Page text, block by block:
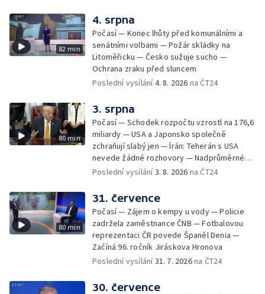
82 min
4. srpna
Počasí — Konec lhůty před komunálními a
senátními volbami — Požár skládky na
Litoměřicku — Česko sužuje sucho —
Ochrana zraku před sluncem
Poslední vysílání4. 8. 2026 na ČT24
80 min
3. srpna
Počasí — Schodek rozpočtu vzrostl na 176,6
miliardy — USA a Japonsko společně
zchraňují slabý jen — Írán: Teherán s USA
nevede žádné rozhovory — Nadprůměrné
množství vos v Česku
Poslední vysílání3. 8. 2026 na ČT24
80 min
31. července
Počasí — Zájem o kempy u vody — Policie
zadržela zaměstnance ČNB — Fotbalovou
reprezentaci ČR povede Španěl Denia —
Začíná 96. ročník Jiráskova Hronova
Poslední vysílání31. 7. 2026na ČT24
30. července